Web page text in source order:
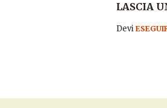
LASCIA
Devi